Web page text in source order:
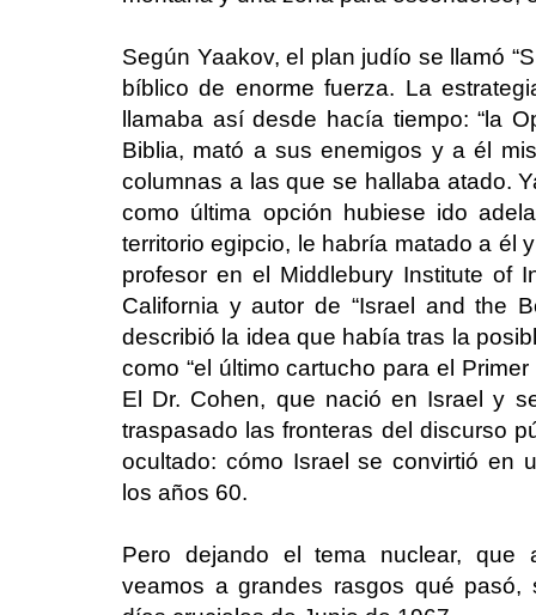
Según Yaakov, el plan judío se llamó
bíblico de enorme fuerza. La
llamaba así desde hacía tiempo: “la
Biblia, mató a sus enemigos y a él
columnas a las que se hallaba atado.
como última opción hubiese ido
territorio egipcio, le habría matado a él
profesor en el Middlebury Institute of
California y autor de “Israel and the
describió la idea que había tras la
como “el último cartucho para el
El Dr. Cohen, que nació en Israel y
traspasado las fronteras del discurso
ocultado: cómo Israel se convirtió en
los años 60.
Pero dejando el tema nuclear, que
veamos a grandes rasgos qué